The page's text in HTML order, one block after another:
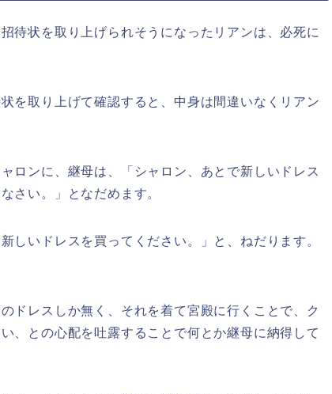
待状を取り上げられそうになったリアンは、必死に
を取り上げて確認すると、中身は間違いなくリアン
ロンに、継母は、「シャロン、あとで新しいドレス
さい。」となだめます。
しいドレスを買ってください。」と、ねだります。
ドレスしか無く、それを着て宮殿に行くことで、ク
、との心配を吐露することで何とか継母に納得して